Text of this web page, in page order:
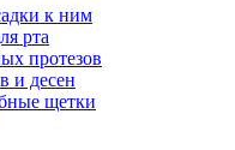
к ним
рта
протезов
и десен
щетки